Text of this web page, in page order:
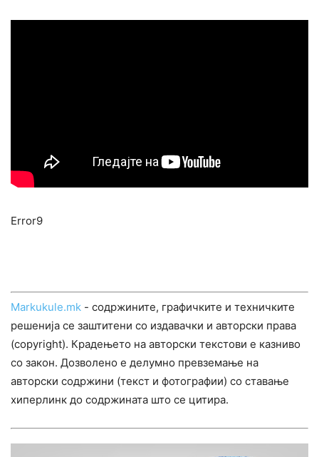
Error9
Markukule.mk - содржините, графичките и техничките
решенија се заштитени со издавачки и авторски права
(copyright). Крадењето на авторски текстови е казниво
со закон. Дозволено е делумно превземање на
авторски содржини (текст и фотографии) со ставање
хиперлинк до содржината што се цитира.